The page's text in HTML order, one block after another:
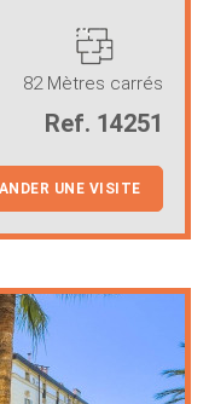
82 Mètres carrés
Ref. 14251
UNE VISITE